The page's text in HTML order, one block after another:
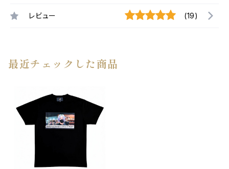
レビュー (19)
最近チェックした商品